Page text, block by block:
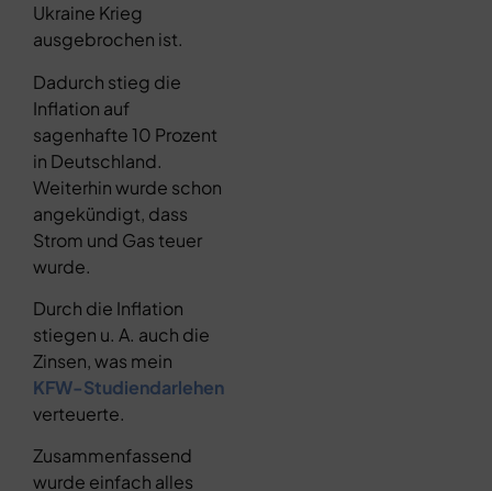
Ukraine Krieg
ausgebrochen ist.
Dadurch stieg die
Inflation auf
sagenhafte 10 Prozent
in Deutschland.
Weiterhin wurde schon
angekündigt, dass
Strom und Gas teuer
wurde.
Durch die Inflation
stiegen u. A. auch die
Zinsen, was mein
KFW-Studiendarlehen
verteuerte.
Zusammenfassend
wurde einfach alles